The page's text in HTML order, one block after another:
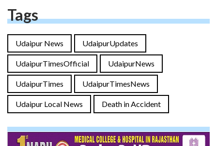
Tags
Udaipur News UdaipurUpdates
UdaipurTimesOfficial UdaipurNews
UdaipurTimes UdaipurTimesNews
Udaipur Local News Death in Accident